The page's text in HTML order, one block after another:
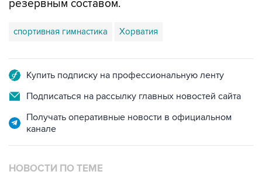
резервным составом.
спортивная гимнастика Хорватия
Купить подписку на профессиональную ленту
Подписаться на рассылку главных новостей сайта
Получать оперативные новости в официальном
канале
НОВОСТИ ПО ТЕМЕ